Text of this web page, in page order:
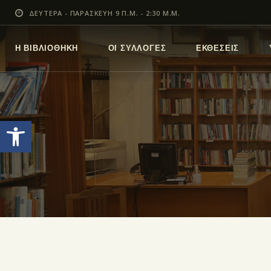
Ανοίξτε τη γραμμή εργαλείων
ΔΕΥΤΕΡΑ - ΠΑΡΑΣΚΕΥΗ 9 Π.Μ. - 2:30 Μ.Μ.
Η ΒΙΒΛΙΟΘΗΚΗ ΟΙ ΣΥΛΛΟΓΕΣ ΕΚΘΕΣΕΙΣ